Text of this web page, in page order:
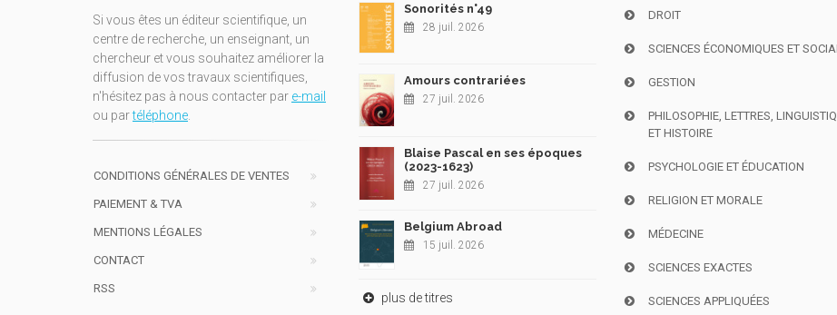
Si vous êtes un éditeur scientifique, un
centre de recherche, un enseignant, un
chercheur et vous souhaitez améliorer la
diffusion de vos travaux scientifiques,
n'hésitez pas à nous contacter par e-mail
ou partéléphone
CONDITIONS GÉNÉRALES DE VENTES
PAIEMENT & TVA
MENTIONS LÉGALES
CONTACT
RSS
Sonorités n°49
28 juil. 2026
Amours contrariées
27 juil. 2026
Blaise Pascal en ses époques
(2023-1623)
27 juil. 2026
Belgium Abroad
15 juil. 2026
plus de titres
DROIT
SCIENCES ÉCONOMIQUES ET
GESTION
PHILOSOPHIE, LETTRES,
ET HISTOIRE
PSYCHOLOGIE ET ÉDUCATION
RELIGION ET MORALE
MÉDECINE
SCIENCES EXACTES
SCIENCES APPLIQUÉES